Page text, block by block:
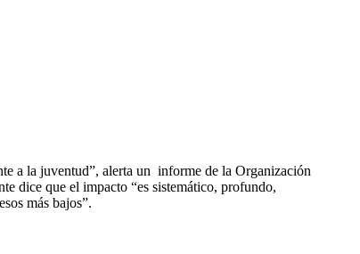
a la juventud”, alerta un informe de la Organización
dice que el impacto “es sistemático, profundo,
más bajos”.